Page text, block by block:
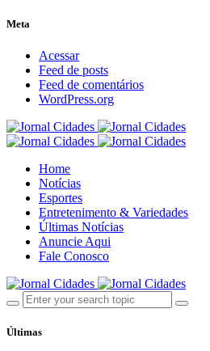
Meta
Acessar
Feed de posts
Feed de comentários
WordPress.org
Home
Notícias
Esportes
Entretenimento & Variedades
Últimas Notícias
Anuncie Aqui
Fale Conosco
Últimas